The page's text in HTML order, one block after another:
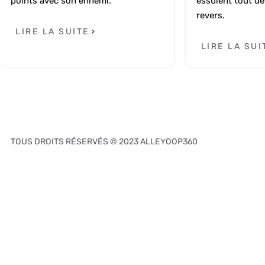
LIRE LA SUITE
revers.
LIRE LA
TOUS DROITS RÉSERVÉS © 2023 ALLEYOOP360